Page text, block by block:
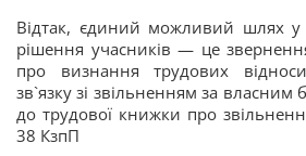
Відтак, єдиний можливий шлях у
рішення учасників — це
про визнання трудових
зв`язку зі звільненням за власним
до трудової книжки про
38 КзпП